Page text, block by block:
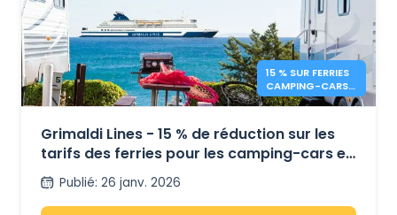
15 % SUR FERRIES
CAMPING-CARS
– GRIMALDI LINES
Grimaldi Lines - 15 % de réduction sur les
tarifs des ferries pour les camping-cars et
les minibus
Publié: 26 janv. 2026